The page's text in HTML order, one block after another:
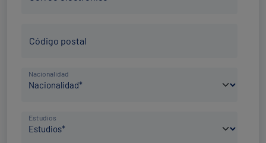
Postal
Código postal
País
de
Nacionalidad
Nivel
de
Estudios